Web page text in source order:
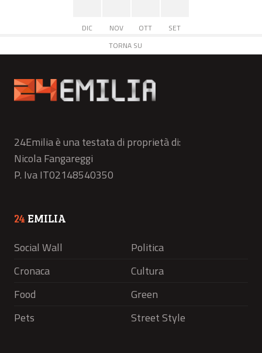
DIC NOV OTT
SET
TORNA SU
24Emilia è una testata di proprietà di:
Nicola Fangareggi
P. Iva IT02148540350
24 EMILIA
Social Wall
Politica
Cronaca
Cultura
Food
Green
Pets
Street Style